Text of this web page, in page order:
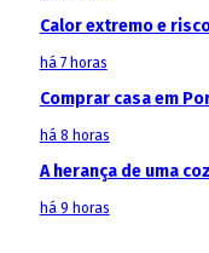
Calor extremo e
há 7 horas
Comprar casa em
há 8 horas
A herança de uma
há 9 horas